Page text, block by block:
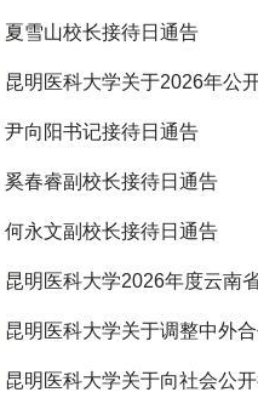
夏雪山校长接待日通告
尹向阳书记接待日通告
奚春睿副校长接待日通告
何永文副校长接待日通告